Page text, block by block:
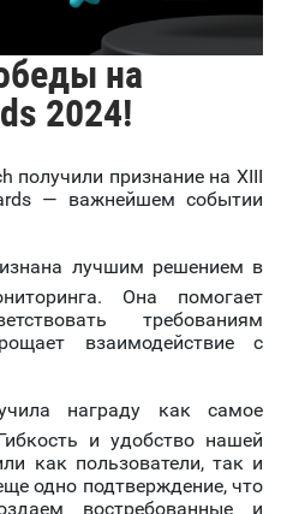
на
2024!
получили признание на XIII
— важнейшем событии
лучшим решением в
Она помогает
требованиям
взаимодействие с
награду как самое
и удобство нашей
как пользователи, так и
одно подтверждение, что
востребованные и